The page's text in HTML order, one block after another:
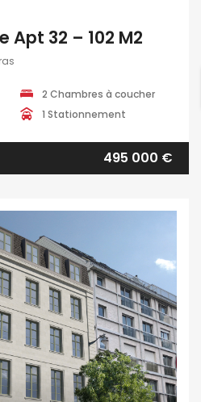
Apt 32 – 102 M2
2 Chambres à coucher
1 Stationnement
495 000 €